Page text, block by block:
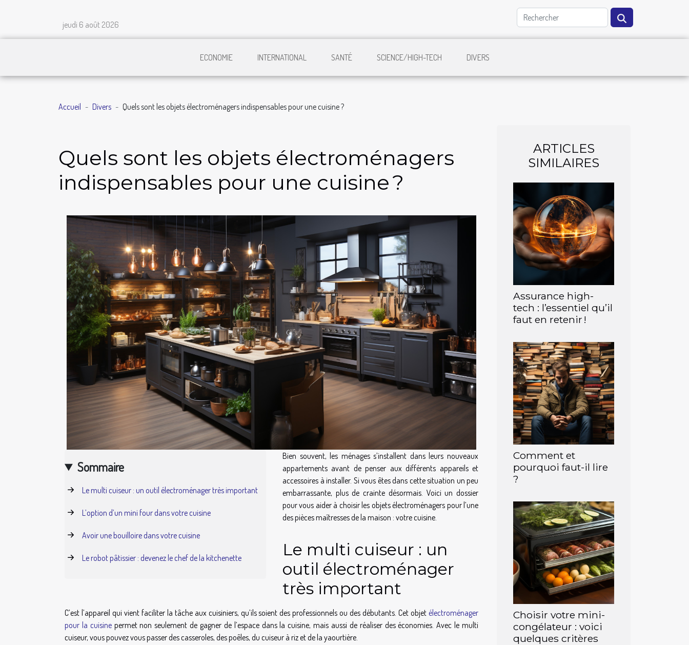
jeudi 6 août 2026
ECONOMIE INTERNATIONAL SANTÉ SCIENCE/HIGH-TECH DIVERS
Accueil Divers Quels sont les objets électroménagers indispensables pour une cuisine ?
Quels sont les objets électroménagers
indispensables pour une cuisine ?
Sommaire
Le multi cuiseur : un outil électroménager très important
L’option d’un mini four dans votre cuisine
Avoir une bouilloire dans votre cuisine
Le robot pâtissier : devenez le chef de la kitchenette
Bien souvent, les ménages s’installent dans leurs nouveaux
appartements avant de penser aux différents appareils et
accessoires à installer. Si vous êtes dans cette situation un peu
embarrassante, plus de crainte désormais. Voici un dossier
pour vous aider à choisir les objets électroménagers pour l’une
des pièces maîtresses de la maison : votre cuisine.
Le multi cuiseur : un
outil électroménager
très important
C’est l’appareil qui vient faciliter la tâche aux cuisiniers, qu’ils soient des professionnels ou des débutants. Cet objet électroménager
pour la cuisinepermet non seulement de gagner de l’espace dans la cuisine, mais aussi de réaliser des économies. Avec le multi
cuiseur, vous pouvez vous passer des casseroles, des poêles, du cuiseur à riz et de la yaourtière.
ARTICLES
SIMILAIRES
Assurance high-
tech : l’essentiel qu’il
faut en retenir !
Comment et
pourquoi faut-il lire
?
Choisir votre mini-
congélateur : voici
quelques critères